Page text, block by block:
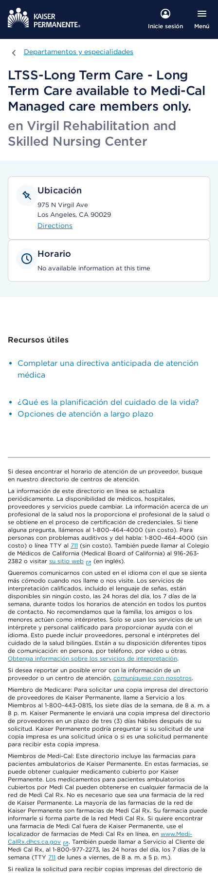
Inicie sesión Menú
Departamentos y especialidades
Departamentos y especialidades
LTSS-Long Term Care - Long
Term Care available to Medi-Cal
Managed care members only.
en Virgil Rehabilitation and
Skilled Nursing Center
Ubicación
975 N Virgil Ave
Los Angeles, CA 90029
Directions
Horario
No available information at this time
Recursos útiles
Completar una directiva anticipada de atención
médica
¿Qué es la planificación del cuidado de la vida?
Opciones de atención a largo plazo
Si desea encontrar el horario de atención de un proveedor, busque
en nuestro directorio de centros de atención.
La información de este directorio en línea se actualiza
periódicamente. La disponibilidad de médicos, hospitales,
proveedores y servicios puede cambiar. La información acerca de un
profesional de la salud nos la proporciona el profesional de la salud o
se obtiene en el proceso de certificación de credenciales. Si tiene
alguna pregunta, llámenos al 1-800-464-4000 (sin costo). Para
personas con problemas auditivos y del habla: 1-800-464-4000 (sin
costo) o línea TTY al 711 (sin costo). También puede llamar al Colegio
de Médicos de California (Medical Board of California) al 916-263-
2382 o visitar su sitio web
(en inglés).
Queremos comunicarnos con usted en el idioma con el que se sienta
más cómodo cuando nos llame o nos visite. Los servicios de
interpretación calificados, incluido el lenguaje de señas, están
disponibles sin ningún costo, las 24 horas del día, los 7 días de la
semana, durante todos los horarios de atención en todos los puntos
de contacto. No recomendamos que la familia, los amigos o los
menores actúen como intérpretes. Solo se usan los servicios de un
intérprete y personal calificado para proporcionar ayuda con el
idioma. Esto puede incluir proveedores, personal e intérpretes del
cuidado de la salud bilingües. Están a su disposición diferentes tipos
de comunicación: en persona, por teléfono, por video u otras.
Obtenga información sobre los servicios de interpretación.
Si desea reportar un posible error con la información de un
proveedor o un centro de atención, comuníquese con nosotros.
Miembro de Medicare: Para solicitar una copia impresa del directorio
de proveedores de Kaiser Permanente, llame a Servicio a los
Miembros al 1-800-443-0815, los siete días de la semana, de 8 a. m. a
8 p. m. Kaiser Permanente le enviará una copia impresa del directorio
de proveedores en un plazo de tres (3) días hábiles después de su
solicitud. Kaiser Permanente podría preguntar si su solicitud de una
copia impresa es una solicitud única o si es una solicitud permanente
para recibir esta copia impresa.
Miembros de Medi-Cal: Este directorio incluye las farmacias para
pacientes ambulatorios de Kaiser Permanente. En estas farmacias, se
puede obtener cualquier medicamento cubierto por Kaiser
Permanente. Los medicamentos para pacientes ambulatorios
cubiertos por Medi Cal pueden obtenerse en cualquier farmacia de la
red de Medi Cal Rx. No es necesario que sea una farmacia de la red
de Kaiser Permanente. La mayoría de las farmacias de la red de
Kaiser Permanente son farmacias de Medi Cal Rx. Su farmacia puede
informarle si forma parte de la red Medi Cal Rx. Si quiere encontrar
una farmacia de Medi Cal fuera de Kaiser Permanente, use el
localizador de farmacias de Medi Cal Rx en línea, en www.Medi-
CalRx.dhcs.ca.gov
. También puede llamar a Servicio al Cliente de
Medi Cal Rx, al 1-800-977-2273, las 24 horas del día, los 7 días de la
semana (TTY 711 de lunes a viernes, de 8 a. m. a 5 p. m.).
Si realiza la solicitud para recibir copias impresas del directorio de